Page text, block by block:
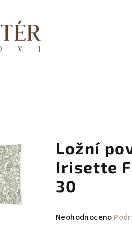
Ložní
Irisette
30
Průměrné
Neohodnoceno